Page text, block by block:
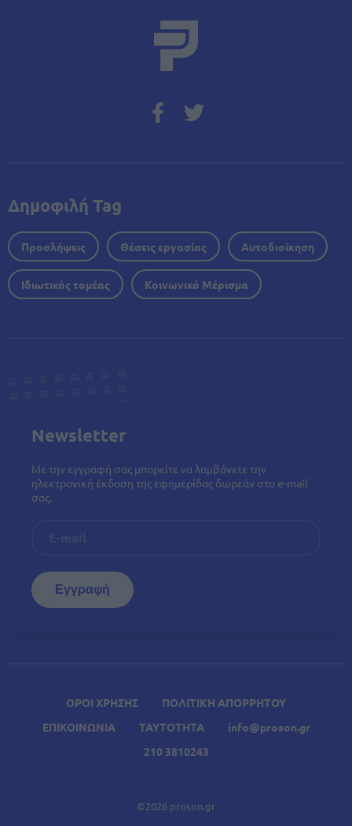
ΟΡΟΙ ΧΡΗΣΗΣ
ΠΟΛΙΤΙΚΗ ΑΠΟΡΡΗΤΟΥ
ΕΠΙΚΟΙΝΩΝΙΑ
ΤΑΥΤΟΤΗΤΑ
info@proson.gr
210 3810243
©2026 proson.gr
Δημοφιλή Tag
Προσλήψεις Θέσεις εργασίας Αυτοδιοίκηση
Ιδιωτικός τομέας Κοινωνικό Μέρισμα
Newsletter
Με την εγγραφή σας μπορείτε να λαμβάνετε την
ηλεκτρονική έκδοση της εφημερίδας δωρεάν στο e-mail
σας.